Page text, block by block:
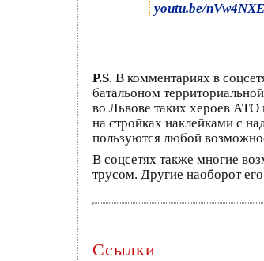
youtu.be/
P.S. В комментариях в
батальоном
во Львове таких хероев
на стройках наклейками с
пользуются любой
В соцсетях также многие
трусом. Другие наоборот
Ссылки